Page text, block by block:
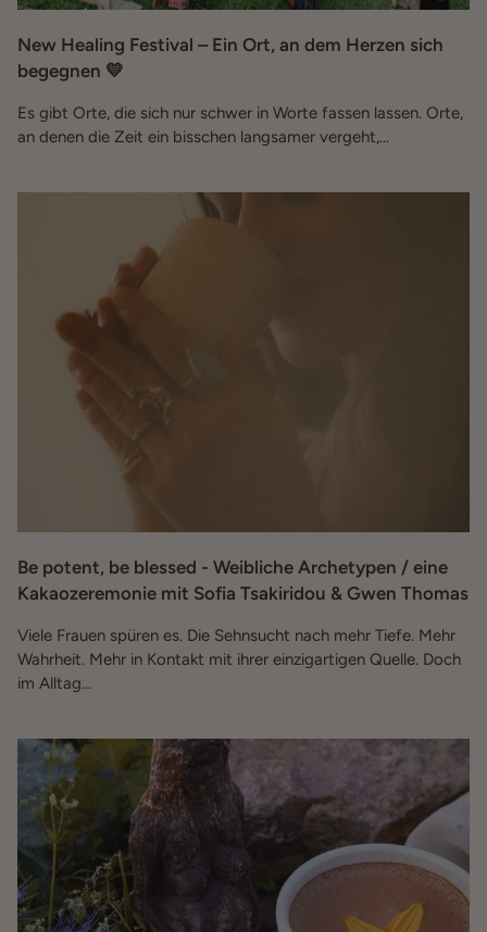
New Healing Festival – Ein Ort, an dem Herzen sich
begegnen 💛
Es gibt Orte, die sich nur schwer in Worte fassen lassen. Orte,
an denen die Zeit ein bisschen langsamer vergeht,...
Be potent, be blessed - Weibliche Archetypen / eine
Kakaozeremonie mit Sofia Tsakiridou & Gwen Thomas
Viele Frauen spüren es. Die Sehnsucht nach mehr Tiefe. Mehr
Wahrheit. Mehr in Kontakt mit ihrer einzigartigen Quelle. Doch
im Alltag...